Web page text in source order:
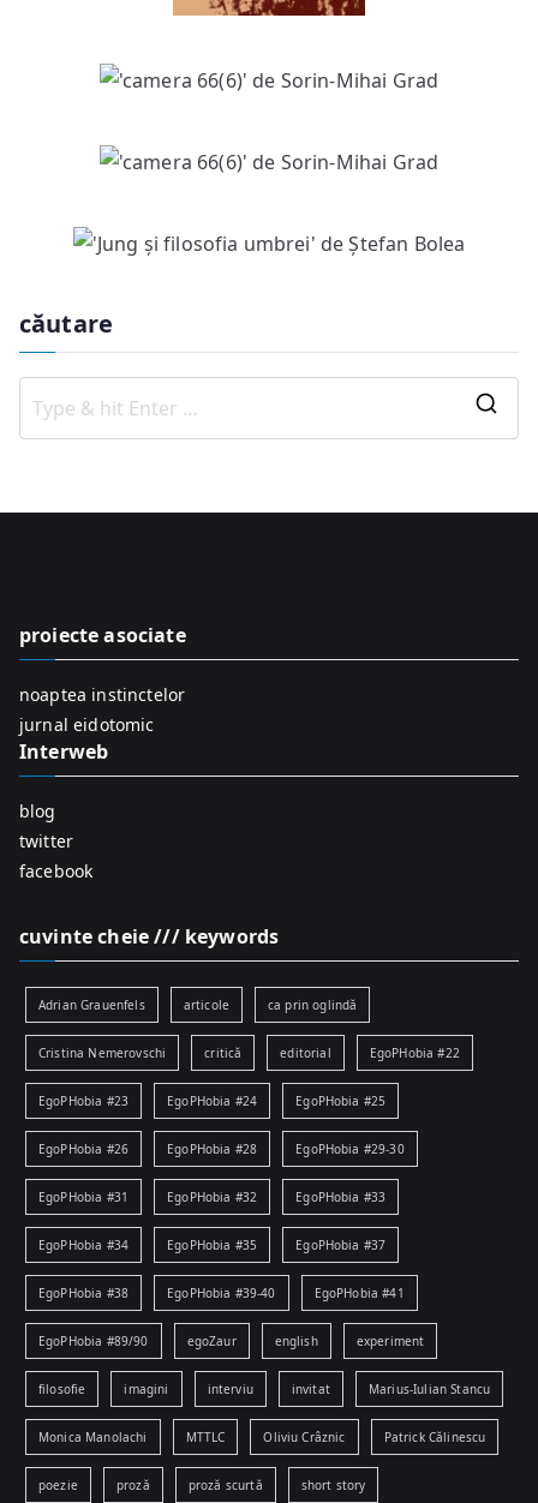
căutare
o
proiecte asociate
noaptea instinctelor
jurnal eidotomic
Interweb
blog
twitter
facebook
cuvinte cheie /// keywords
Adrian Grauenfels articole ca prin oglindă
Cristina Nemerovschi critică editorial EgoPHobia #22
EgoPHobia #23 EgoPHobia #24 EgoPHobia #25
EgoPHobia #26 EgoPHobia #28 EgoPHobia #29-30
EgoPHobia #31 EgoPHobia #32 EgoPHobia #33
EgoPHobia #34 EgoPHobia #35 EgoPHobia #37
EgoPHobia #38 EgoPHobia #39-40 EgoPHobia #41
EgoPHobia #89/90 egoZaur english experiment
filosofie imagini interviu invitat Marius-Iulian Stancu
Monica Manolachi MTTLC Oliviu Crâznic Patrick Călinescu
poezie proză proză scurtă short story